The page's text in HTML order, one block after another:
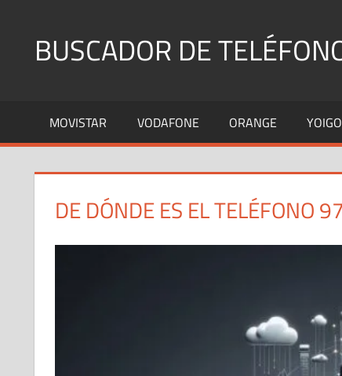
contenidoBUSCADOR DE
Fijos
y
MOVISTAR VODAFONE ORANGE YOIGO
DE DÓNDE ES EL TELÉFONO